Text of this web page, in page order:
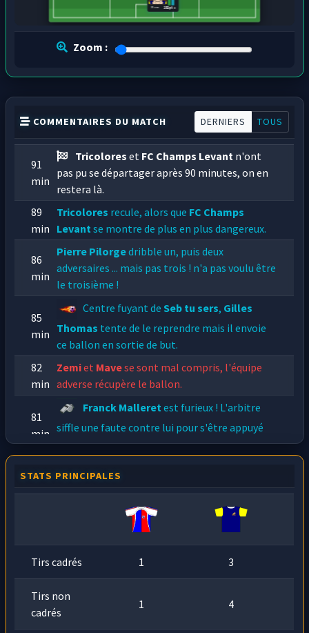
252 pts
25 ans
Zoom :
COMMENTAIRES DU MATCH DERNIERS TOUS
91
min
Tricolores et FC Champs Levant n'ont
pas pu se départager après 90 minutes, on en
restera là.
89
min
Tricolores recule, alors que FC Champs
Levant se montre de plus en plus dangereux.
86
min
Pierre Pilorgedribble un, puis deux
adversaires ... mais pas trois ! n'a pas voulu être
le troisième !
85
min
Centre fuyant de Seb tu sers, Gilles
Thomas tente de le reprendre mais il envoie
ce ballon en sortie de but.
82
min
Zemiet Mavese sont mal compris, l'équipe
adverse récupère le ballon.
81
min
Franck Malleret est furieux ! L'arbitre
siffle une faute contre lui pour s'être appuyé
sur les épaules deSosolors d'un duel aérien !
STATS PRINCIPALES
Tirs cadrés 1 3
Tirs non
cadrés
1 4